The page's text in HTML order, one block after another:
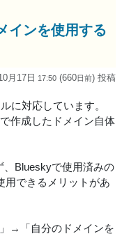
インを使用する
月17日 17:50 (660日前) 投稿
に対応しています。
作成したドメイン自体
Blueskyで使用済みの
用できるメリットがあ
→「自分のドメインを